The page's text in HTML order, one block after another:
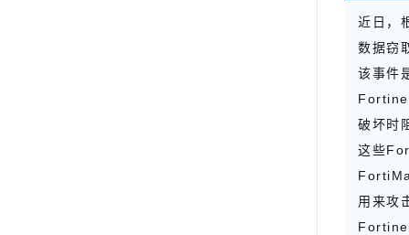
近日，
数据窃
该事件
破坏时
这些
用来攻